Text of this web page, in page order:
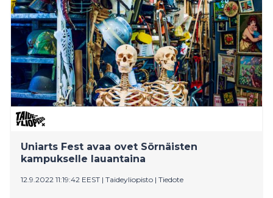
valaistumista. Esityksen ohjauksesta vastaa
näyttelijänä ja ohjaajana tunnettu Niina Sillanpää.
Uniarts Fest avaa ovet Sörnäisten
kampukselle lauantaina
12.9.2022 11:19:42 EEST | Taideyliopisto | Tiedote